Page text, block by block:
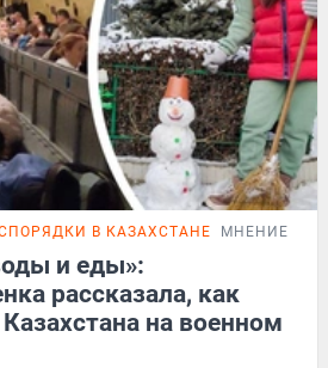
В КАЗАХСТАНЕ МНЕНИЕ
и еды»:
рассказала, как
на военном